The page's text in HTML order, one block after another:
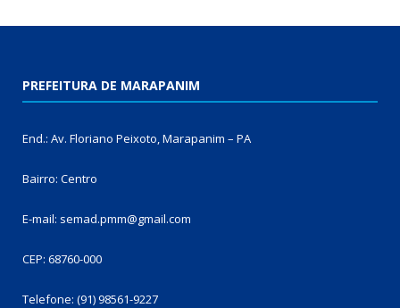
PREFEITURA DE MARAPANIM
End.: Av. Floriano Peixoto, Marapanim – PA
Bairro: Centro
E-mail: semad.pmm@gmail.com
CEP: 68760-000
Telefone: (91) 98561-9227